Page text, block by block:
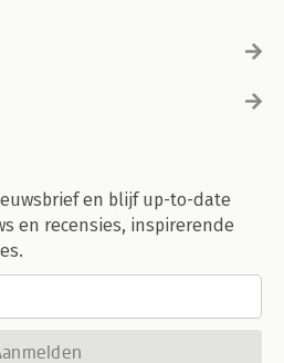
en blijf up-to-date
en recensies, inspirerende